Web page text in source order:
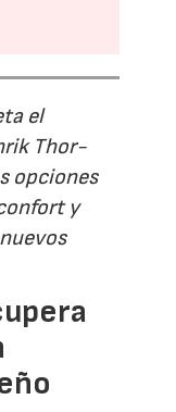
el
Thor-
opciones
y